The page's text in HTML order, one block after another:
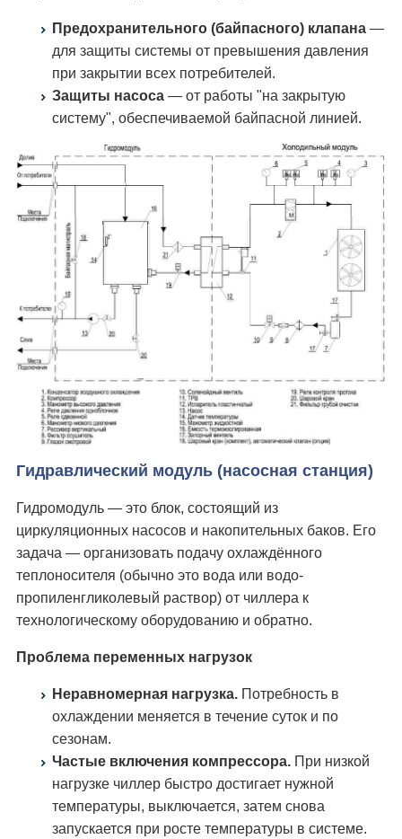
Предохранительного (байпасного) клапана —
для защиты системы от превышения давления
при закрытии всех потребителей.
Защиты насоса — от работы "на закрытую
систему", обеспечиваемой байпасной линией.
Гидравлический модуль (насосная станция)
Гидромодуль — это блок, состоящий из
циркуляционных насосов и накопительных баков. Его
задача — организовать подачу охлаждённого
теплоносителя (обычно это вода или водо-
пропиленгликолевый раствор) от чиллера к
технологическому оборудованию и обратно.
Проблема переменных нагрузок
Неравномерная нагрузка. Потребность в
охлаждении меняется в течение суток и по
сезонам.
Частые включения компрессора. При низкой
нагрузке чиллер быстро достигает нужной
температуры, выключается, затем снова
запускается при росте температуры в системе.